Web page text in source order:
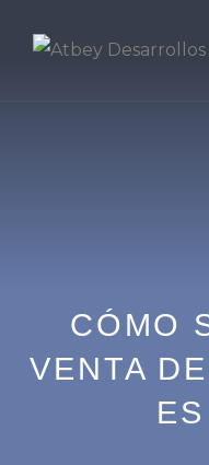
CÓMO
VENTA